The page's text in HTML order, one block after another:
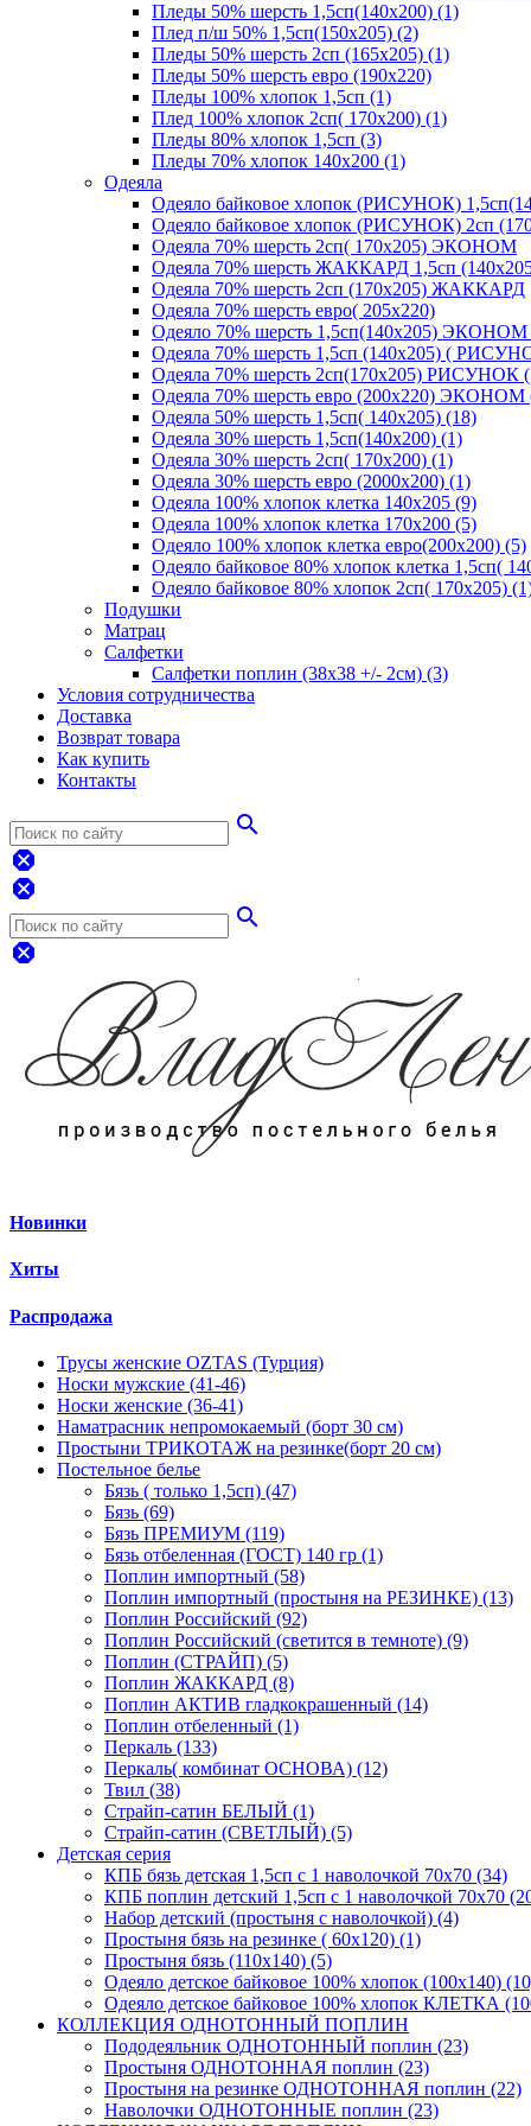
Пледы 50% шерсть 1,5сп(140х200) (1)
Плед п/ш 50% 1,5сп(150х205) (2)
Пледы 50% шерсть 2сп (165х205) (1)
Пледы 50% шерсть евро (190х220)
Пледы 100% хлопок 1,5сп (1)
Плед 100% хлопок 2сп( 170х200) (1)
Пледы 80% хлопок 1,5сп (3)
Пледы 70% хлопок 140х200 (1)
Одеяла
Одеяло байковое хлопок (РИСУНОК)
Одеяло байковое хлопок (РИСУНОК) 2сп
Одеяла 70% шерсть 2сп( 170х205) ЭКОНОМ
Одеяла 70% шерсть ЖАККАРД 1,5сп
Одеяла 70% шерсть 2сп (170х205) ЖАККАРД
Одеяла 70% шерсть евро( 205х220)
Одеяло 70% шерсть 1,5сп(140х205) ЭКОНОМ
Одеяла 70% шерсть 1,5сп (140х205) (
Одеяла 70% шерсть 2сп(170х205) РИСУНОК
Одеяла 70% шерсть евро (200х220) ЭКОНОМ
Одеяла 50% шерсть 1,5сп( 140х205) (18)
Одеяла 30% шерсть 1,5сп(140х200) (1)
Одеяла 30% шерсть 2сп( 170х200) (1)
Одеяла 30% шерсть евро (2000х200) (1)
Одеяла 100% хлопок клетка 140х205 (9)
Одеяла 100% хлопок клетка 170х200 (5)
Одеяло 100% хлопок клетка евро(200х200) (5)
Одеяло байковое 80% хлопок клетка 1,5сп(
Одеяло байковое 80% хлопок 2сп( 170х205)
Подушки
Матрац
Салфетки
Салфетки поплин (38х38 +/- 2см) (3)
Условия сотрудничества
Доставка
Возврат товара
Как купить
Контакты
search
dangerous
dangerous
search
dangerous
Новинки
Хиты
Распродажа
Трусы женские OZTAS (Турция)
Носки мужские (41-46)
Носки женские (36-41)
Наматрасник непромокаемый (борт 30 см)
Простыни ТРИКОТАЖ на резинке(борт 20 см)
Постельное белье
Бязь ( только 1,5сп) (47)
Бязь (69)
Бязь ПРЕМИУМ (119)
Бязь отбеленная (ГОСТ) 140 гр (1)
Поплин импортный (58)
Поплин импортный (простыня на РЕЗИНКЕ) (13)
Поплин Российский (92)
Поплин Российский (светится в темноте) (9)
Поплин (СТРАЙП) (5)
Поплин ЖАККАРД (8)
Поплин АКТИВ гладкокрашенный (14)
Поплин отбеленный (1)
Перкаль (133)
Перкаль( комбинат ОСНОВА) (12)
Твил (38)
Страйп-сатин БЕЛЫЙ (1)
Страйп-сатин (СВЕТЛЫЙ) (5)
Детская серия
КПБ бязь детская 1,5сп с 1 наволочкой 70х70 (34)
КПБ поплин детский 1,5сп с 1 наволочкой 70х70
Набор детский (простыня с наволочкой) (4)
Простыня бязь на резинке ( 60х120) (1)
Простыня бязь (110х140) (5)
Одеяло детское байковое 100% хлопок (100х140)
Одеяло детское байковое 100% хлопок КЛЕТКА
КОЛЛЕКЦИЯ ОДНОТОННЫЙ ПОПЛИН
Пододеяльник ОДНОТОННЫЙ поплин (23)
Простыня ОДНОТОННАЯ поплин (23)
Простыня на резинке ОДНОТОННАЯ поплин (22)
Наволочки ОДНОТОННЫЕ поплин (23)